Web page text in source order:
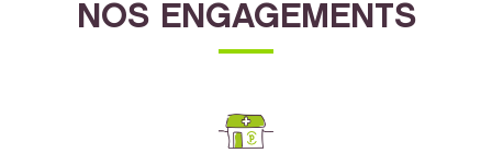
NOS ENGAGEMENTS